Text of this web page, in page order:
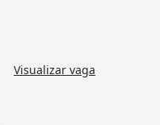
Visualizar vaga